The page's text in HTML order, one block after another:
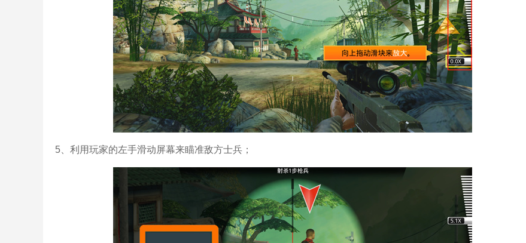
5、利用玩家的左手滑动屏幕来瞄准敌方士兵；